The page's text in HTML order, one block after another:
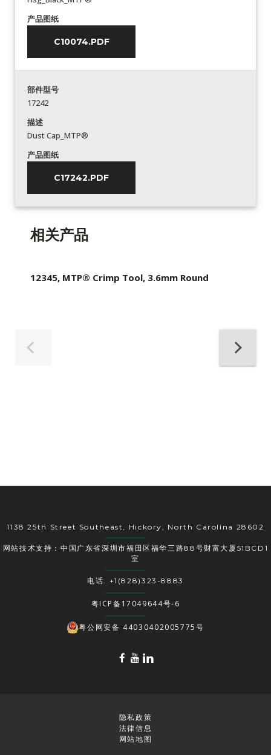
产品图纸
C10074.PDF
部件型号
17242
描述
Dust Cap_MTP®
产品图纸
C17242.PDF
相关产品
12345, MTP® Crimp Tool, 3.6mm Round
1138 25th Street Southeast, Hickory, North Carolina 28602
网站技术支持：中国广东省深圳市福田区福华三路88号财富大厦51BCD1
室
电话: +1(828)323-8883
粤ICP备17049644号-6
粤公网安备 44030402005775号
隐私政策
法律信息
网站地图